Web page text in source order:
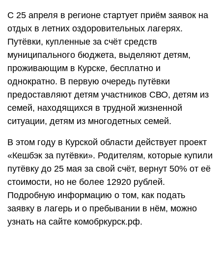
С 25 апреля в регионе стартует приём заявок на
отдых в летних оздоровительных лагерях.
Путёвки, купленные за счёт средств
муниципального бюджета, выделяют детям,
проживающим в Курске, бесплатно и
однократно. В первую очередь путёвки
предоставляют детям участников СВО, детям из
семей, находящихся в трудной жизненной
ситуации, детям из многодетных семей.
В этом году в Курской области действует проект
«Кешбэк за путёвки». Родителям, которые купили
путёвку до 25 мая за свой счёт, вернут 50% от её
стоимости, но не более 12920 рублей.
Подробную информацию о том, как подать
заявку в лагерь и о пребывании в нём, можно
узнать на сайте комобркурск.рф.